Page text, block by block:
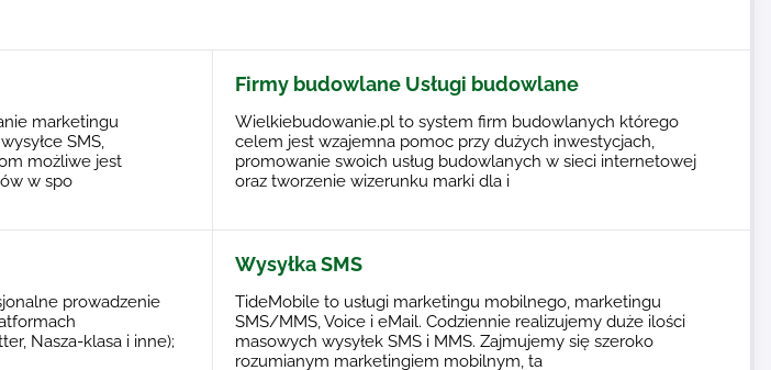
marketingu
SMS,
możliwe jest
w spo
Firmy budowlane Usługi budowlane
Wielkiebudowanie.pl to system firm budowlanych którego
celem jest wzajemna pomoc przy dużych inwestycjach,
promowanie swoich usług budowlanych w sieci internetowej
oraz tworzenie wizerunku marki dla i
prowadzenie
Nasza-klasa i inne);
Wysyłka SMS
TideMobile to usługi marketingu mobilnego, marketingu
SMS/MMS, Voice i eMail. Codziennie realizujemy duże ilości
masowych wysyłek SMS i MMS. Zajmujemy się szeroko
rozumianym marketingiem mobilnym, ta